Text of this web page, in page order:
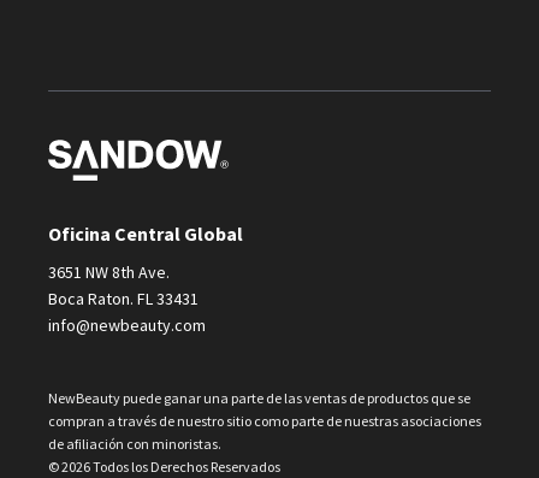
Oficina Central Global
3651 NW 8th Ave.
Boca Raton. FL 33431
info@newbeauty.com
NewBeauty puede ganar una parte de las ventas de productos que se
compran a través de nuestro sitio como parte de nuestras asociaciones
de afiliación con minoristas.
© 2026 Todos los Derechos Reservados